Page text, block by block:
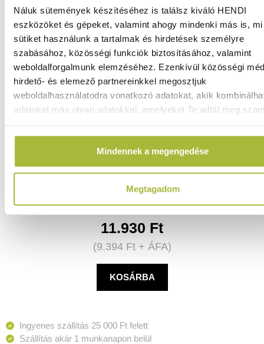
Náluk sütemények készítéséhez is találsz kiváló HENDI
eszközöket és gépeket, valamint ahogy mindenki más is,
sütiket használunk a tartalmak és hirdetések személyre
szabásához, közösségi funkciók biztosításához, valamint
weboldalforgalmunk elemzéséhez. Ezenkívül közösségi
hirdető- és elemező partnereinkkel megosztjuk
weboldalhasználatodra vonatkozó adatokat, akik
adatokat más olyan adatokkal, amelyeket Te adtál meg
Mindennek a megengedése
Megtagadom
Konyhai mérleg 15 kg – 0-15 kg – 266x269x(H)34 mm -
HENDI 580233
Raktáron
11.930 Ft
(9.394 Ft+ ÁFA)
KOSÁRBA
Ingyenes szállítás 25 000 Ft felett
Szállítás akár 1 munkanapon belül